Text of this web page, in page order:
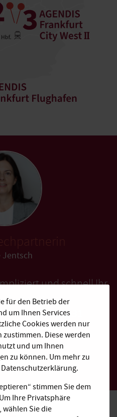
Jentsch
und schnell Ihr
Angebot an:
0800 310 9031
bc.de
für den Betrieb der
um Ihnen Services
Cookies werden nur
Diese werden
und um Ihnen
zu können. Um mehr zu
stimmen Sie dem
Ihre Privatsphäre
wählen Sie die